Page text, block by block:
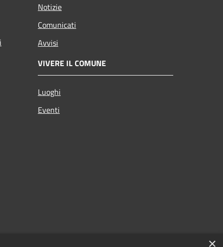
Notizie
Comunicati
Avvisi
VIVERE IL COMUNE
Luoghi
Eventi
×